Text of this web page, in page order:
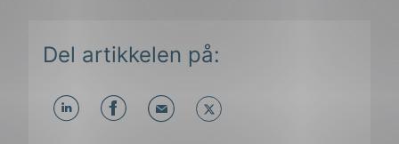
Del artikkelen på: